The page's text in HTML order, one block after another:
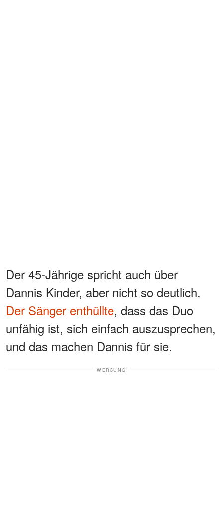
Der 45-Jährige spricht auch über
Dannis Kinder, aber nicht so deutlich.
Der Sänger enthüllte, dass das Duo
unfähig ist, sich einfach auszusprechen,
und das machen Dannis für sie.
WERBUNG